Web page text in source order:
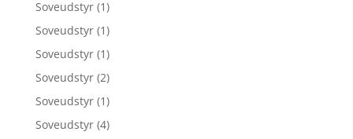
Soveudstyr (1)
Soveudstyr (1)
Soveudstyr (1)
Soveudstyr (2)
Soveudstyr (1)
Soveudstyr (4)